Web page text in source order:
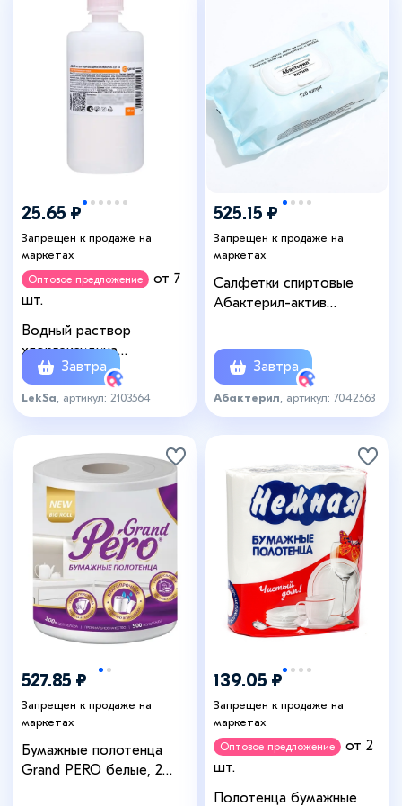
25.65 ₽
Запрещен к продаже на
маркетах
Оптовое предложение
от 7
шт.
Водный раствор
хлоргексидина
биглюконата 0.05%,
пластик, 100 мл.
Завтра
LekSa , артикул: 2103564
525.15 ₽
Запрещен к продаже на
маркетах
Салфетки спиртовые
Абактерил-актив
Завтра
Абактерил , артикул: 7042563
527.85 ₽
Запрещен к продаже на
маркетах
Бумажные полотенца
Grand PERO белые, 2
139.05 ₽
Запрещен к продаже на
маркетах
Оптовое предложение
от 2
шт.
Полотенца бумажные